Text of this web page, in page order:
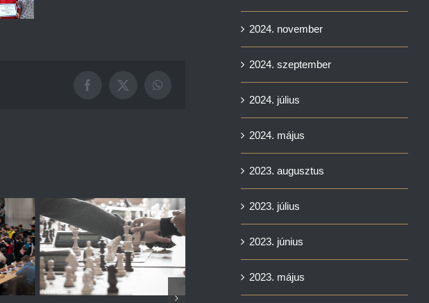
Facebook
X WhatsApp
2024. november
2024. szeptember
2024. július
2024. május
2023. augusztus
2023. július
2023. június
2023. május